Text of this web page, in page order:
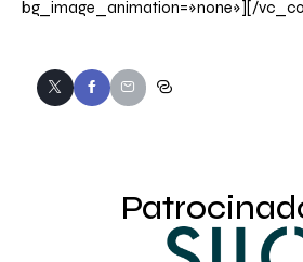
bg_image_animation=»none»][/